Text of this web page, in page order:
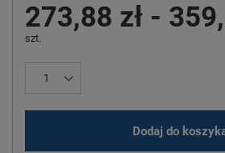
273,88 zł -
szt.
Dodaj do